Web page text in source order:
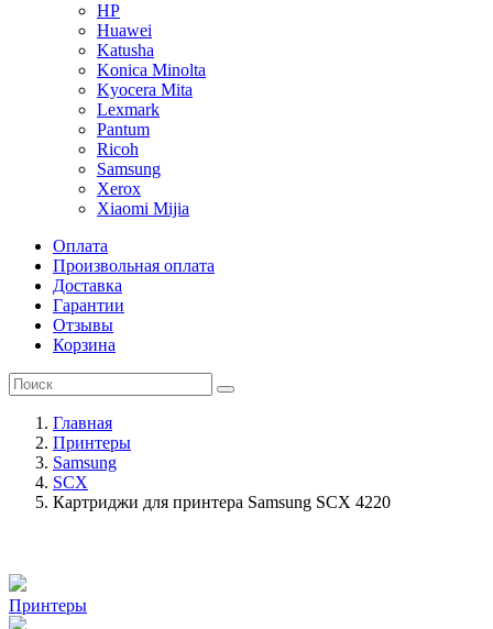
HP
Huawei
Katusha
Konica Minolta
Kyocera Mita
Lexmark
Pantum
Ricoh
Samsung
Xerox
Xiaomi Mijia
Оплата
Произвольная оплата
Доставка
Гарантии
Отзывы
Корзина
Главная
Принтеры
Samsung
SCX
Картриджи для принтера Samsung SCX 4220
Принтеры